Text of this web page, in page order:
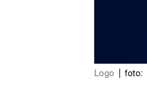
Logo foto: